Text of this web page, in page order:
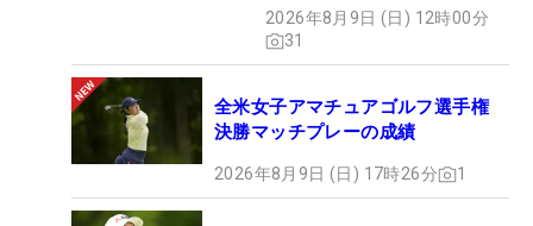
2026年8月9日 (日) 12時00分
31
全米女子アマチュアゴルフ選手権
決勝マッチプレーの成績
2026年8月9日 (日) 17時26分 1